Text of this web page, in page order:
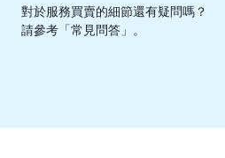
對於服務買賣的細節還有疑問嗎？
請參考「常見問答」。